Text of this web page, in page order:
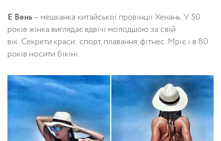
Е Вень – мешканка китайської провінції Хенань. У 50
років жінка виглядає вдвічі молодшою за свій
вік. Секрети краси: спорт, плавання, фітнес. Мріє і в 80
років носити бікіні.